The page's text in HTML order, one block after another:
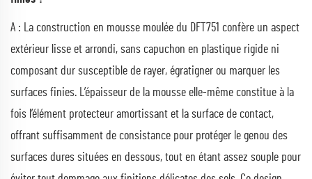
A : La construction en mousse moulée du DFT751 confère un aspect
extérieur lisse et arrondi, sans capuchon en plastique rigide ni
composant dur susceptible de rayer, égratigner ou marquer les
surfaces finies. L’épaisseur de la mousse elle-même constitue à la
fois l’élément protecteur amortissant et la surface de contact,
offrant suffisamment de consistance pour protéger le genou des
surfaces dures situées en dessous, tout en étant assez souple pour